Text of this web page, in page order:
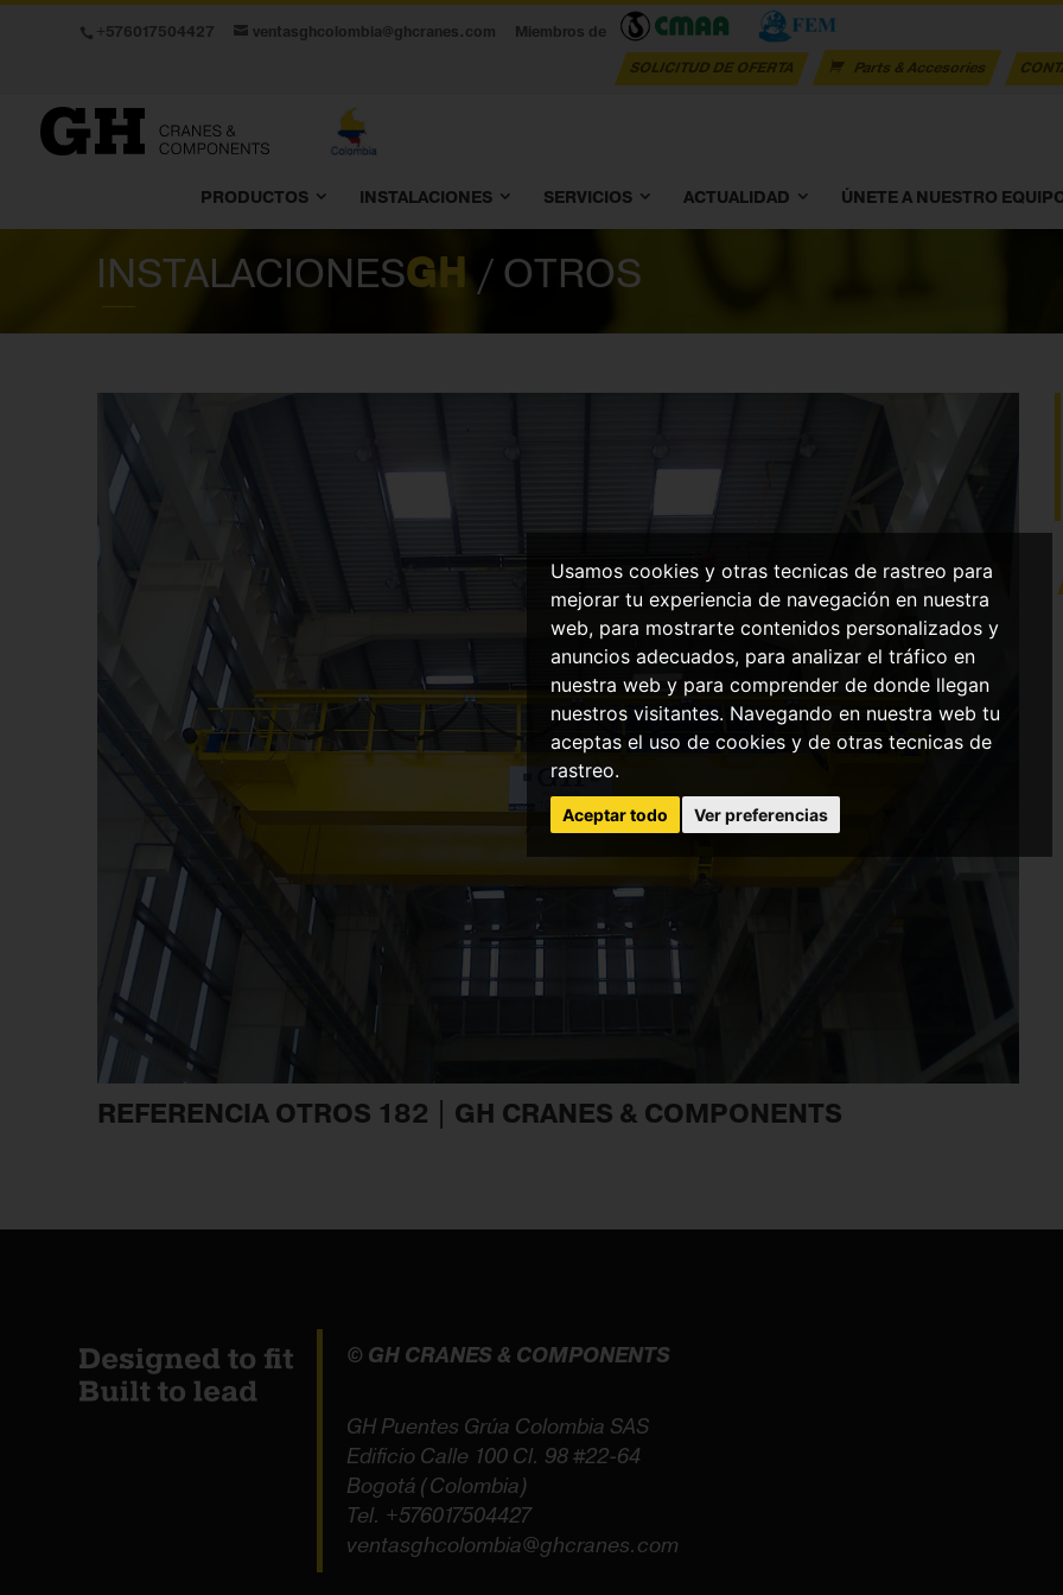
Usamos cookies y otras tecnicas de rastreo para
mejorar tu experiencia de navegación en nuestra
web, para mostrarte contenidos personalizados y
anuncios adecuados, para analizar el tráfico en
nuestra web y para comprender de donde llegan
nuestros visitantes. Navegando en nuestra web tu
aceptas el uso de cookies y de otras tecnicas de
rastreo.
Aceptar todo Ver preferencias
+576017504427 ventasghcolombia@ghcranes.com
Miembros de
SOLICITUD DE OFERTA
Parts & Accesories
PRODUCTOS INSTALACIONES SERVICIOS ACTUALIDAD ÚNETE A NUESTRO
INSTALACIONESGH / OTROS
REFERENCIA OTROS 182 | GH CRANES & COMPONENTS
© GH CRANES & COMPONENTS
GH Puentes Grúa Colombia SAS
Edificio Calle 100 Cl. 98 #22-64
Bogotá (Colombia)
Tel. +576017504427
ventasghcolombia@ghcranes.com